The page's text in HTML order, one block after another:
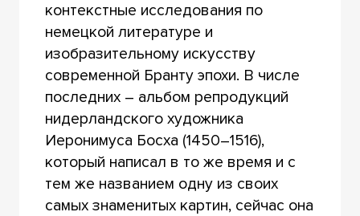
контекстные исследования по
немецкой литературе и
изобразительному искусству
современной Бранту эпохи. В числе
последних – альбом репродукций
нидерландского художника
Иеронимуса Босха (1450–1516),
который написал в то же время и с
тем же названием одну из своих
самых знаменитых картин, сейчас она